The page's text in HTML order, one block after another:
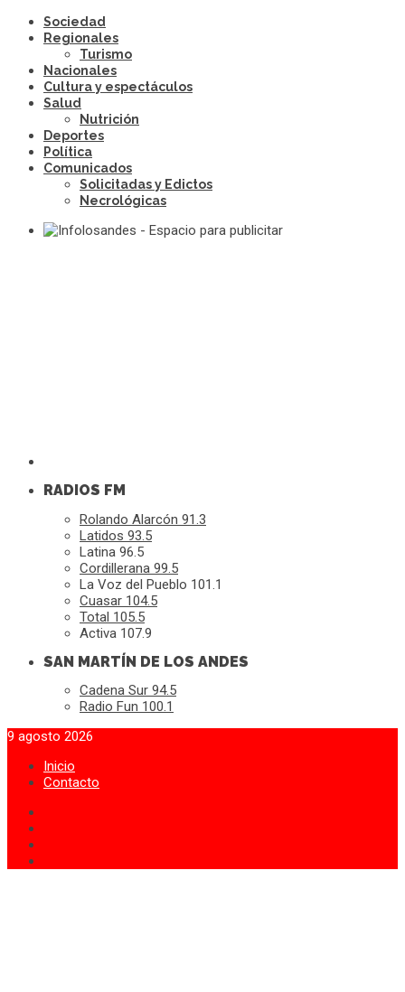
Sociedad
Regionales
Turismo
Nacionales
Cultura y espectáculos
Salud
Nutrición
Deportes
Política
Comunicados
Solicitadas y Edictos
Necrológicas
RADIOS FM
Rolando Alarcón 91.3
Latidos 93.5
Latina 96.5
Cordillerana 99.5
La Voz del Pueblo 101.1
Cuasar 104.5
Total 105.5
Activa 107.9
SAN MARTÍN DE LOS ANDES
Cadena Sur 94.5
Radio Fun 100.1
9 agosto 2026
Inicio
Contacto